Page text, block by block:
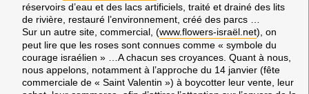
réservoirs d’eau et des lacs artificiels, traité et drainé des lits
de rivière, restauré l’environnement, créé des parcs …
Sur un autre site, commercial, (www.flowers-israël.net), on
peut lire que les roses sont connues comme « symbole du
courage israélien » …A chacun ses croyances. Quant à nous,
nous appelons, notamment à l’approche du 14 janvier (fête
commerciale de « Saint Valentin ») à boycotter leur vente, leur